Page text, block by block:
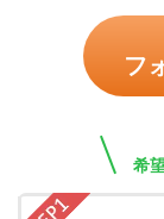
フ
希